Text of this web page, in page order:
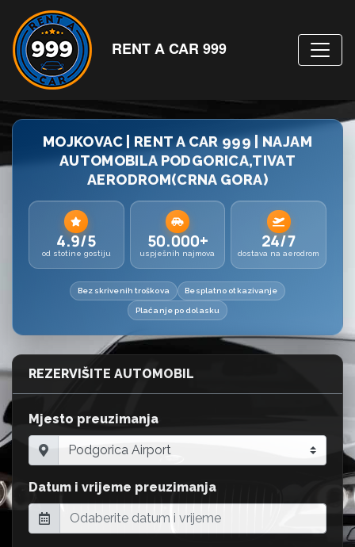
RENT A CAR 999
MOJKOVAC | RENT A CAR 999 | NAJAM
AUTOMOBILA PODGORICA,TIVAT
AERODROM(CRNA GORA)
4.9/5
od stotine gostiju
50.000+
uspješnih najmova
24/7
dostava na aerodrom
Bez skrivenih troškova Besplatno otkazivanje
Plaćanje po dolasku
REZERVIŠITE AUTOMOBIL
Mjesto preuzimanja
Datum i vrijeme preuzimanja